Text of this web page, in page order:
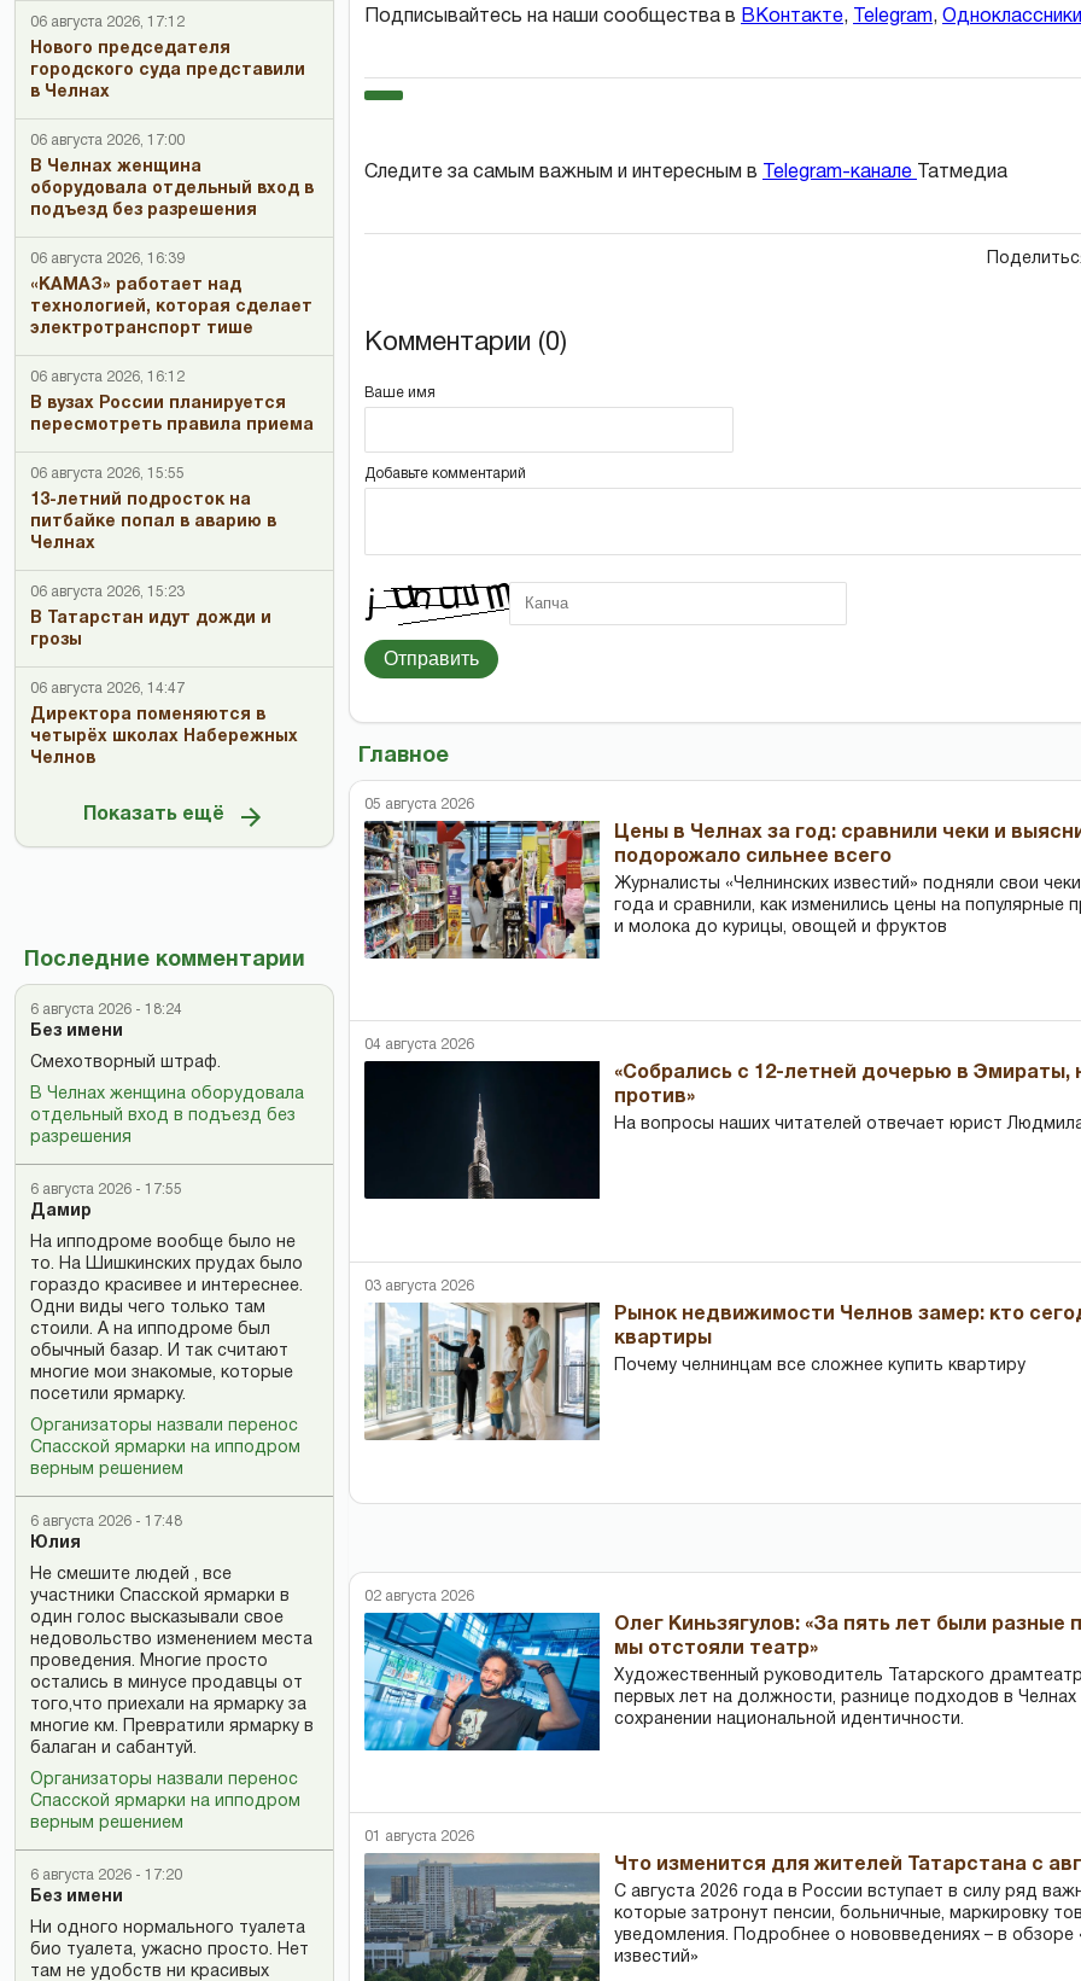
06 августа 2026, 17:12
Нового председателя
городского суда представили
в Челнах
06 августа 2026, 17:00
В Челнах женщина
оборудовала отдельный вход в
подъезд без разрешения
06 августа 2026, 16:39
«КАМАЗ» работает над
технологией, которая сделает
электротранспорт тише
06 августа 2026, 16:12
В вузах России планируется
пересмотреть правила приема
06 августа 2026, 15:55
13-летний подросток на
питбайке попал в аварию в
Челнах
06 августа 2026, 15:23
В Татарстан идут дожди и
грозы
06 августа 2026, 14:47
Директора поменяются в
четырёх школах Набережных
Челнов
Показать ещё
Последние комментарии
6 августа 2026 - 18:24
Без имени
Смехотворный штраф.
В Челнах женщина оборудовала
отдельный вход в подъезд без
разрешения
6 августа 2026 - 17:55
Дамир
На ипподроме вообще было не
то. На Шишкинских прудах было
гораздо красивее и интереснее.
Одни виды чего только там
стоили. А на ипподроме был
обычный базар. И так считают
многие мои знакомые, которые
посетили ярмарку.
Организаторы назвали перенос
Спасской ярмарки на ипподром
верным решением
6 августа 2026 - 17:48
Юлия
Не смешите людей , все
участники Спасской ярмарки в
один голос высказывали свое
недовольство изменением места
проведения. Многие просто
остались в минусе продавцы от
того,что приехали на ярмарку за
многие км. Превратили ярмарку в
балаган и сабантуй.
Организаторы назвали перенос
Спасской ярмарки на ипподром
верным решением
6 августа 2026 - 17:20
Без имени
Ни одного нормального туалета
био туалета, ужасно просто. Нет
там не удобств ни красивых
Подписывайтесь на наши сообщества в ВКонтакте, Telegram, Одноклассники
Следите за самым важным и интересным в Telegram-канале Татмедиа
Комментарии (0)
Ваше имя
Добавьте комментарий
Отправить
Главное
05 августа 2026
Цены в Челнах за год: сравнили чеки и
подорожало сильнее всего
Журналисты «Челнинских известий» подняли свои
года и сравнили, как изменились цены на популярные
и молока до курицы, овощей и фруктов
04 августа 2026
«Собрались с 12-летней дочерью в
против»
На вопросы наших читателей отвечает юрист
03 августа 2026
Рынок недвижимости Челнов замер: кто
квартиры
Почему челнинцам все сложнее купить квартиру
02 августа 2026
Олег Киньзягулов: «За пять лет были разные
мы отстояли театр»
Художественный руководитель Татарского
первых лет на должности, разнице подходов в Челнах
сохранении национальной идентичности.
01 августа 2026
Что изменится для жителей Татарстана с
С августа 2026 года в России вступает в силу ряд
которые затронут пенсии, больничные, маркировку
уведомления. Подробнее о нововведениях – в обзоре
известий»